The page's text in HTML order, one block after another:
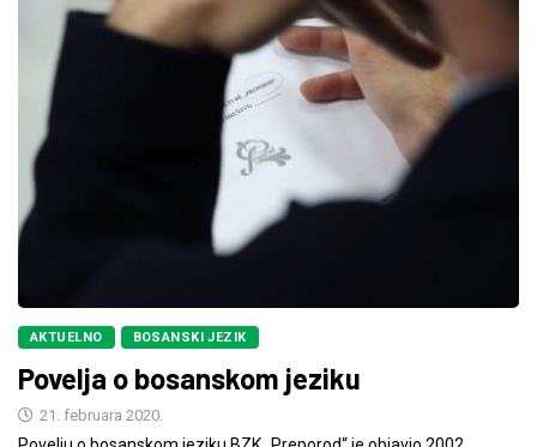
AKTUELNO BOSANSKI JEZIK
Povelja o bosanskom jeziku
21. februara 2020.